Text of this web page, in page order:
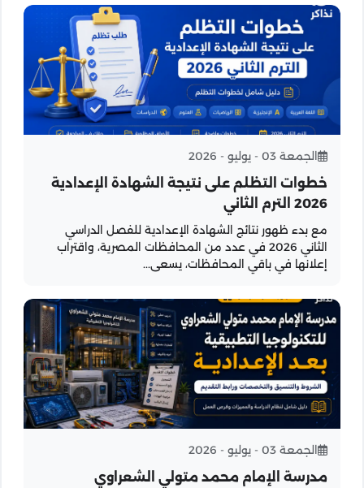
الجمعة 03 - يوليو - 2026
خطوات التظلم على نتيجة الشهادة الإعدادية
2026 الترم الثاني
مع بدء ظهور نتائج الشهادة الإعدادية للفصل الدراسي
الثاني 2026 في عدد من المحافظات المصرية، واقتراب
إعلانها في باقي المحافظات، يسعى...
الجمعة 03 - يوليو - 2026
مدرسة الإمام محمد متولي الشعراوي